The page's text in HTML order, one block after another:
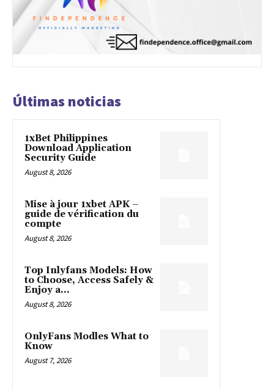
Últimas noticias
1xBet Philippines
Download Application
Security Guide
August 8, 2026
Mise à jour 1xbet APK –
guide de vérification du
compte
August 8, 2026
Top Inlyfans Models: How
to Choose, Access Safely &
Enjoy a...
August 8, 2026
OnlyFans Modles What to
Know
August 7, 2026